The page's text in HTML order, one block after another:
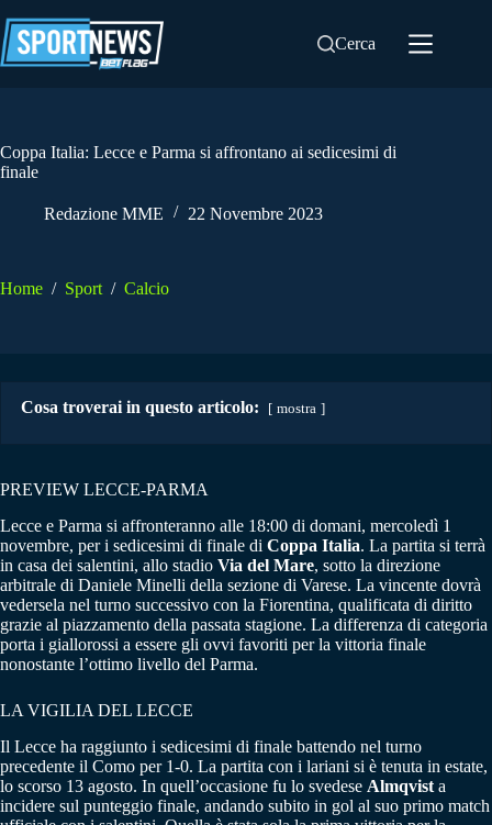
al
contenuto
Cerca
Coppa Italia: Lecce e Parma si affrontano ai sedicesimi di
finale
Redazione MME 22 Novembre 2023
Home / Sport / Calcio
Cosa troverai in questo articolo: mostra
PREVIEW LECCE-PARMA
Lecce e Parma si affronteranno alle 18:00 di domani, mercoledì 1
novembre, per i sedicesimi di finale di Coppa Italia. La partita si terrà
in casa dei salentini, allo stadio Via del Mare, sotto la direzione
arbitrale di Daniele Minelli della sezione di Varese. La vincente dovrà
vedersela nel turno successivo con la Fiorentina, qualificata di diritto
grazie al piazzamento della passata stagione. La differenza di categoria
porta i giallorossi a essere gli ovvi favoriti per la vittoria finale
nonostante l’ottimo livello del Parma.
LA VIGILIA DEL LECCE
Il Lecce ha raggiunto i sedicesimi di finale battendo nel turno
precedente il Como per 1-0. La partita con i lariani si è tenuta in estate,
lo scorso 13 agosto. In quell’occasione fu lo svedese Almqvist a
incidere sul punteggio finale, andando subito in gol al suo primo match